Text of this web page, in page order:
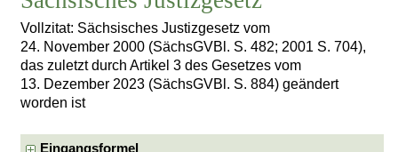
Vollzitat: Sächsisches Justizgesetz vom
24. November 2000 (SächsGVBl. S. 482; 2001 S. 704),
das zuletzt durch Artikel 3 des Gesetzes vom
13. Dezember 2023 (SächsGVBl. S. 884) geändert
worden ist
Eingangsformel